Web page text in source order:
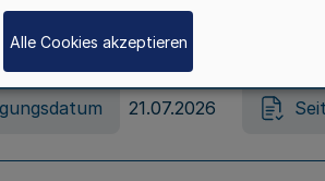
Änderung des Online-
21.07.2026
Alle Cookies akzeptieren